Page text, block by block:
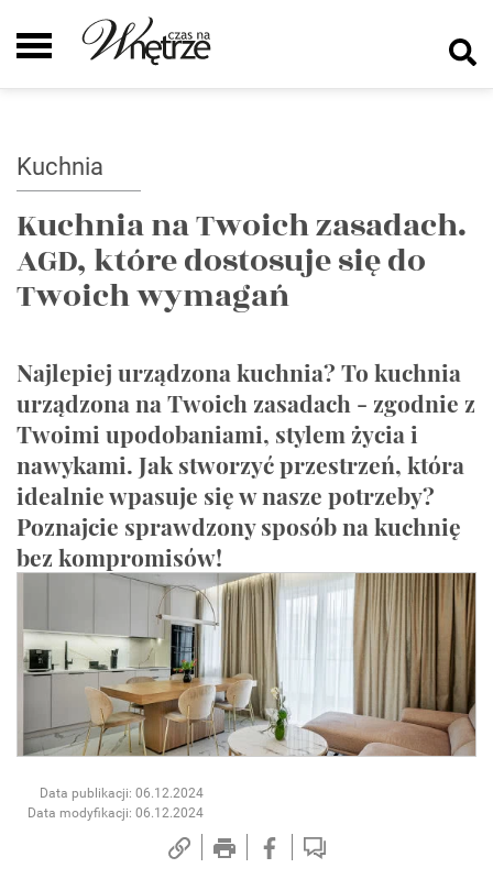
Kuchnia
Kuchnia na Twoich zasadach.
AGD, które dostosuje się do
Twoich wymagań
Najlepiej urządzona kuchnia? To kuchnia
urządzona na Twoich zasadach - zgodnie z
Twoimi upodobaniami, stylem życia i
nawykami. Jak stworzyć przestrzeń, która
idealnie wpasuje się w nasze potrzeby?
Poznajcie sprawdzony sposób na kuchnię
bez kompromisów!
Data publikacji: 06.12.2024
Data modyfikacji: 06.12.2024